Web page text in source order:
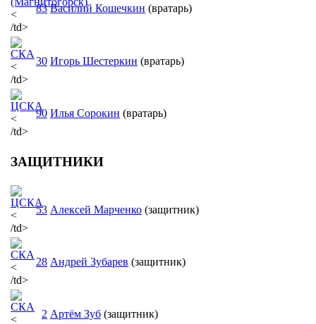
<
/td>
83 Василий Кошечкин (вратарь)
<
/td>
30 Игорь Шестеркин (вратарь)
<
/td>
90 Илья Сорокин (вратарь)
ЗАЩИТНИКИ
<
/td>
53 Алексей Марченко (защитник)
<
/td>
28 Андрей Зубарев (защитник)
<
2 Артём Зуб (защитник)